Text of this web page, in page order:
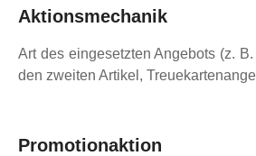
Aktionsmechanik
Art des eingesetzten Angebots (z.
den zweiten Artikel,
Promotionaktion